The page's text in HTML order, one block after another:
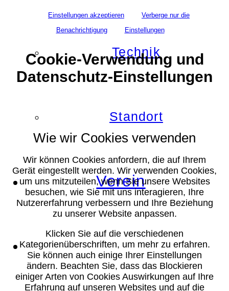
Technik
Standort
Verein
Suche
Einstellungen akzeptieren
Verberge nur die
Benachrichtigung
Einstellungen
Cookie-Verwendung und
Datenschutz-Einstellungen
Wie wir Cookies verwenden
Wir können Cookies anfordern, die auf Ihrem
Gerät eingestellt werden. Wir verwenden Cookies,
um uns mitzuteilen, wenn Sie unsere Websites
besuchen, wie Sie mit uns interagieren, Ihre
Nutzererfahrung verbessern und Ihre Beziehung
zu unserer Website anpassen.
Klicken Sie auf die verschiedenen
Kategorienüberschriften, um mehr zu erfahren.
Sie können auch einige Ihrer Einstellungen
ändern. Beachten Sie, dass das Blockieren
einiger Arten von Cookies Auswirkungen auf Ihre
Erfahrung auf unseren Websites und auf die